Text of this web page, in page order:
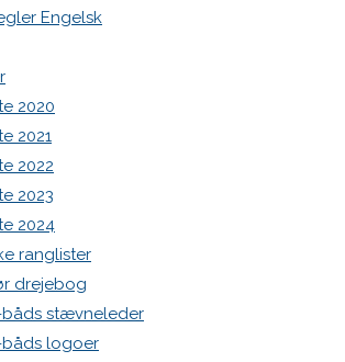
Engelsk
2020
2021
2022
2023
2024
ranglister
drejebog
båds stævneleder
båds logoer
Høj Jensen fokke til salg
Log ind
WordPress.org
Back